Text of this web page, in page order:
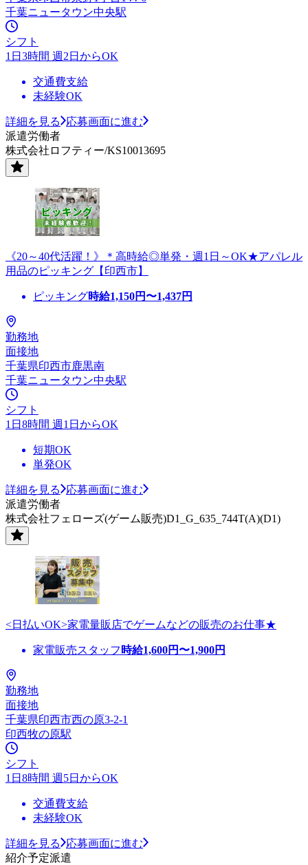
千葉ニュータウン中央駅
シフト
1日3時間 週2日からOK
交通費支給
未経験OK
詳細を見る
応募画面に進む
派遣労働者
株式会社ロフティー/KS10013695
《20～40代活躍！》＊高時給◎単発・週1日～OK★アパレル
用品のピッキング【印西市】
ピッキング時給1,150円〜1,437円
勤務地
面接地
千葉県印西市鹿黒南
千葉ニュータウン中央駅
シフト
1日8時間 週1日からOK
短期OK
単発OK
詳細を見る
応募画面に進む
派遣労働者
株式会社フェローズ(ゲーム販売)D1_G_635_744T(A)(D1)
<日払いOK>家電量販店でゲームなどの販売のお仕事★
家電販売スタッフ 時給1,600円〜1,900円
勤務地
面接地
千葉県印西市西の原3-2-1
印西牧の原駅
シフト
1日8時間 週5日からOK
交通費支給
未経験OK
詳細を見る
応募画面に進む
紹介予定派遣